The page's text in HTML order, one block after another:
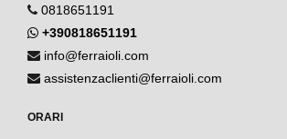
0818651191
+390818651191
info@ferraioli.com
assistenzaclienti@ferraioli.com
ORARI